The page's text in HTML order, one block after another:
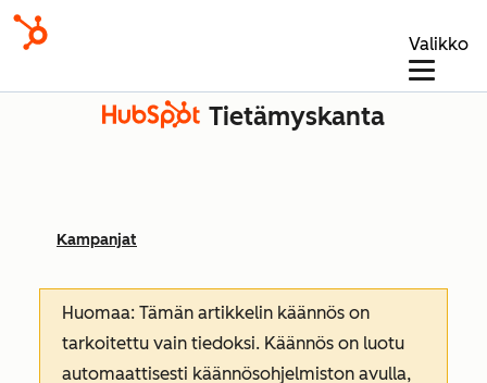
Valikko
Tietämyskanta
Kampanjat
Huomaa: Tämän artikkelin käännös on
tarkoitettu vain tiedoksi. Käännös on luotu
automaattisesti käännösohjelmiston avulla,